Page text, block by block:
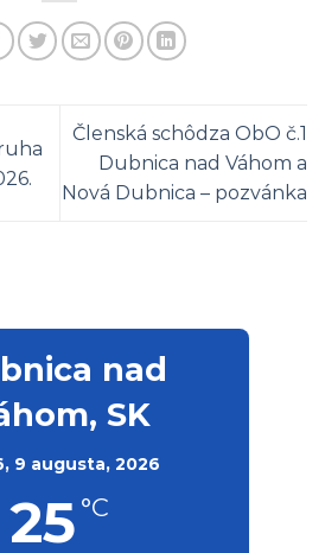
Členská schôdza ObO č.1
Dubnica nad Váhom a
Nová Dubnica – pozvánka
nad
SK
9 augusta, 2026
25 °C